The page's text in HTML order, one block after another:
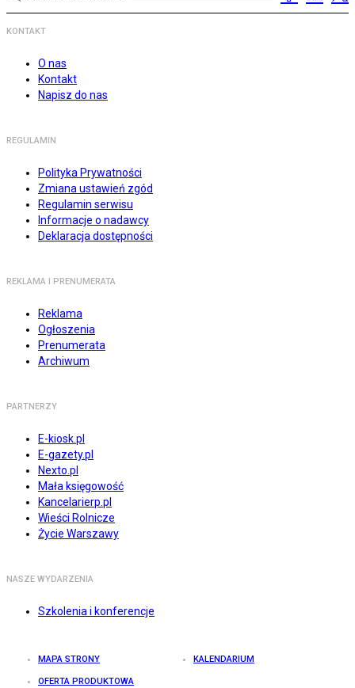
KONTAKT
O nas
Kontakt
Napisz do nas
REGULAMIN
Polityka Prywatności
Zmiana ustawień zgód
Regulamin serwisu
Informacje o nadawcy
Deklaracja dostępności
REKLAMA I PRENUMERATA
Reklama
Ogłoszenia
Prenumerata
Archiwum
PARTNERZY
E-kiosk.pl
E-gazety.pl
Nexto.pl
Mała księgowość
Kancelarierp.pl
Wieści Rolnicze
Życie Warszawy
NASZE WYDARZENIA
Szkolenia i konferencje
MAPA STRONY KALENDARIUM
OFERTA PRODUKTOWA